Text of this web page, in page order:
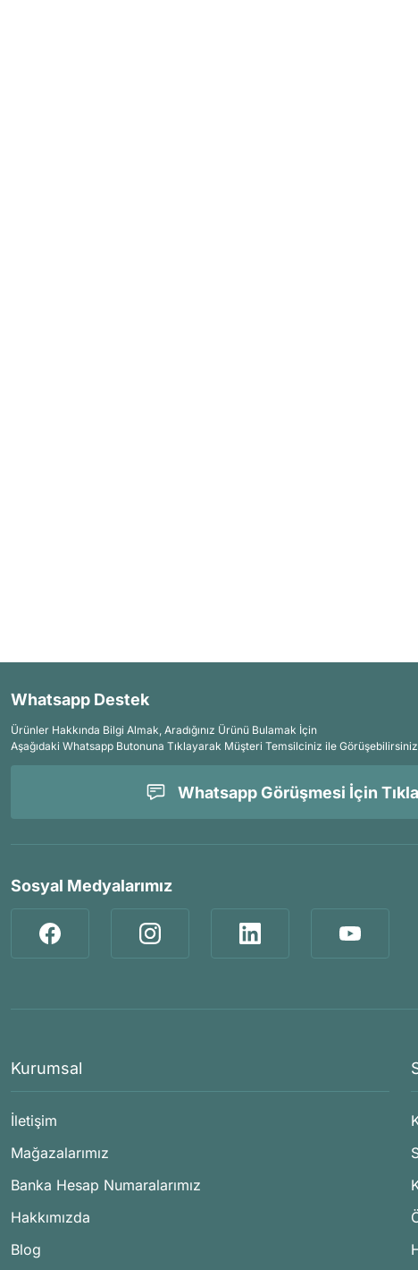
Whatsapp Destek
Ürünler Hakkında Bilgi Almak, Aradığınız Ürünü Bulamak İçin
Aşağıdaki Whatsapp Butonuna Tıklayarak Müşteri Temsilciniz ile
Whatsapp Görüşmesi İçin
Sosyal Medyalarımız
Kurumsal
İletişim
Mağazalarımız
Banka Hesap Numaralarımız
Hakkımızda
Blog